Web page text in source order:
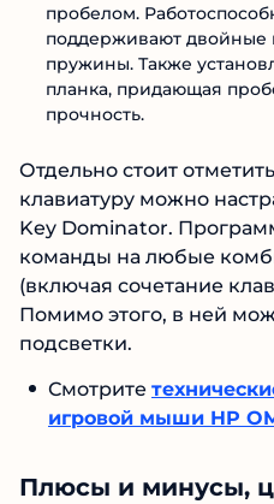
пробелом.
поддерживают двойные
пружины. Также
планка, придающая
прочность.
Отдельно стоит
клавиатуру можно
Key Dominator.
команды на любые
(включая сочетание
Помимо этого, в ней
подсветки.
Смотрите
игровой мыши HP
Плюсы и минусы,